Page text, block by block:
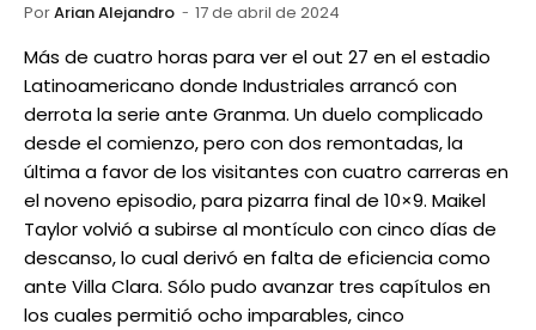
PorArian Alejandro 17 de abril de 2024
Más de cuatro horas para ver el out 27 en el estadio
Latinoamericano donde Industriales arrancó con
derrota la serie ante Granma. Un duelo complicado
desde el comienzo, pero con dos remontadas, la
última a favor de los visitantes con cuatro carreras en
el noveno episodio, para pizarra final de 10×9. Maikel
Taylor volvió a subirse al montículo con cinco días de
descanso, lo cual derivó en falta de eficiencia como
ante Villa Clara. Sólo pudo avanzar tres capítulos en
los cuales permitió ocho imparables, cinco